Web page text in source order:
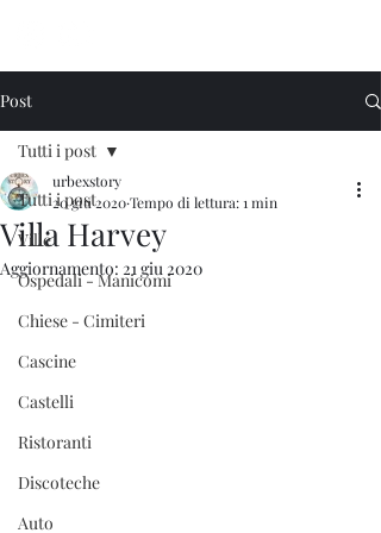
Post
Tutti i post
Ville
Ospedali - Manicomi
Chiese - Cimiteri
Cascine
Castelli
Ristoranti
Discoteche
Auto
Tutti i post
Villa Harvey
urbexstory
20 giu 2020Tempo di lettura: 1 min
Aggiornamento: 21 giu 2020